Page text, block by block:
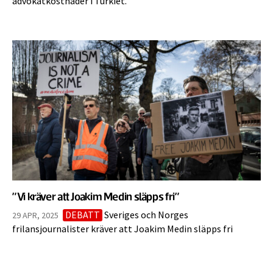
”Vi kräver att Joakim Medin släpps fri”
29 APR, 2025 DEBATT Sveriges och Norges
frilansjournalister kräver att Joakim Medin släpps fri